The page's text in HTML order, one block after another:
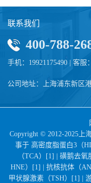
联系我们
400-788-
手机：19921175490 | 客服
公司地址：上海浦东新区
Copyright © 2012-2025上
事于 高密度脂蛋白3（
（TCA）[1] | 磺鹅去氧
HNE）[1] | 抗核抗体（
甲状腺激素（TSH）[1] |